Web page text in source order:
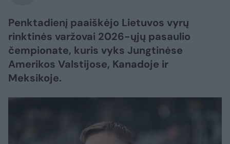
Penktadienį paaiškėjo Lietuvos vyrų
rinktinės varžovai 2026-ųjų pasaulio
čempionate, kuris vyks Jungtinėse
Amerikos Valstijose, Kanadoje ir
Meksikoje.